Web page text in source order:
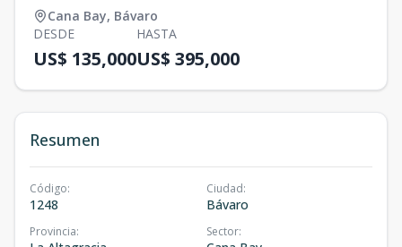
Cana Bay, Bávaro
DESDE
US$ 135,000
HASTA
US$ 395,000
Resumen
Código:
1248
Ciudad:
Bávaro
Provincia: Sector: